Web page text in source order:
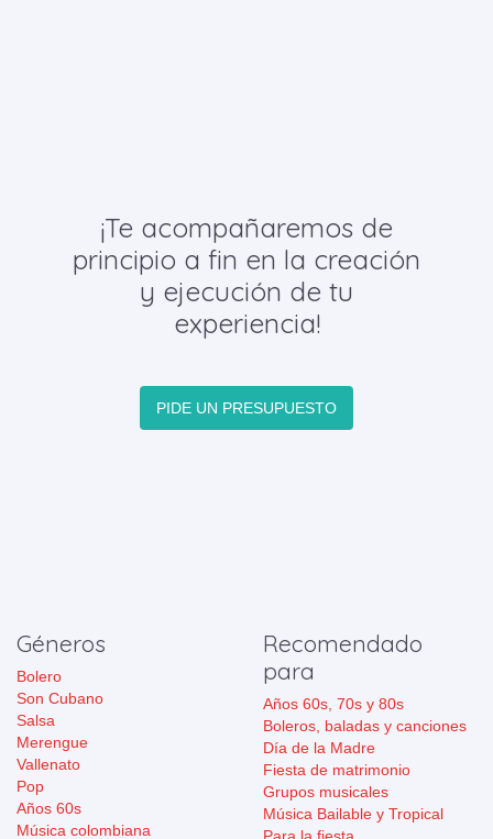
¡Te acompañaremos de
principio a fin en la creación
y ejecución de tu
experiencia!
PIDE UN PRESUPUESTO
Géneros
Bolero
Son Cubano
Salsa
Merengue
Vallenato
Pop
Años 60s
Música colombiana
Recomendado
para
Años 60s, 70s y 80s
Boleros, baladas y canciones
Día de la Madre
Fiesta de matrimonio
Grupos musicales
Música Bailable y Tropical